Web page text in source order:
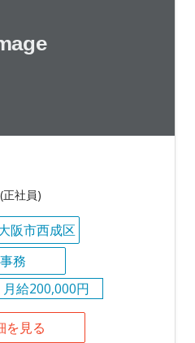
社員)
阪市西成区
事務
月給200,000円
を見る